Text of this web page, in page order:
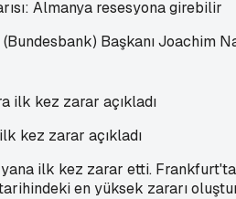
Almanya resesyona girebilir
Başkanı
kez zarar açıkladı
ilk kez zarar etti.
en yüksek zararı